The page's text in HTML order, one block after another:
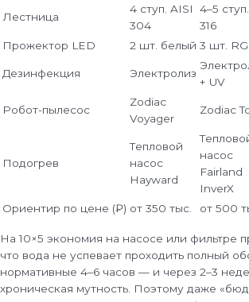
Лестница
4 ступ. AISI
304
4–5
316
Прожектор LED
2 шт. белый 3 шт.
Дезинфекция Электролиз
+ UV
Робот-пылесос
Zodiac
Voyager
Zodiac
Подогрев
Тепловой
насос
Hayward
насос
Fairland
InverX
Ориентир по цене (₽) от 350 тыс. от 500
На 10×5 экономия на насосе или фильтре
что вода не успевает проходить полный
нормативные 4–6 часов — и через 2–3
хроническая мутность. Поэтому даже